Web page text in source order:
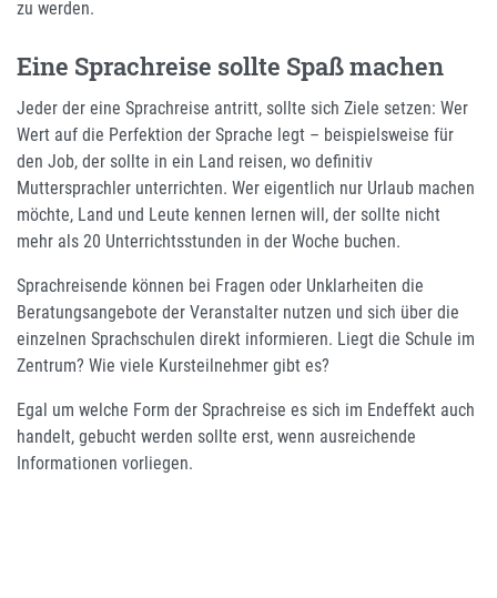
zu werden.
Eine Sprachreise sollte Spaß machen
Jeder der eine Sprachreise antritt, sollte sich Ziele setzen: Wer
Wert auf die Perfektion der Sprache legt – beispielsweise für
den Job, der sollte in ein Land reisen, wo definitiv
Muttersprachler unterrichten. Wer eigentlich nur Urlaub machen
möchte, Land und Leute kennen lernen will, der sollte nicht
mehr als 20 Unterrichtsstunden in der Woche buchen.
Sprachreisende können bei Fragen oder Unklarheiten die
Beratungsangebote der Veranstalter nutzen und sich über die
einzelnen Sprachschulen direkt informieren. Liegt die Schule im
Zentrum? Wie viele Kursteilnehmer gibt es?
Egal um welche Form der Sprachreise es sich im Endeffekt auch
handelt, gebucht werden sollte erst, wenn ausreichende
Informationen vorliegen.